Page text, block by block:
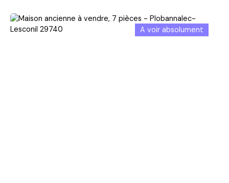
A voir absolument